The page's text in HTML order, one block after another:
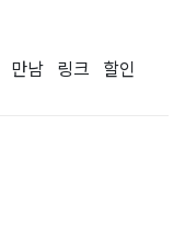
만남 링크 할인